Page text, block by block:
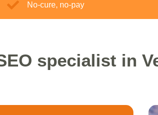
No-cure, no-pay
specialist in